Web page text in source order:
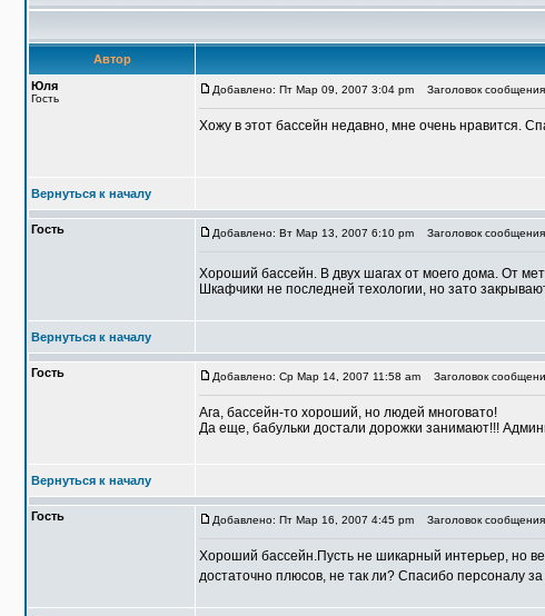
Автор
Юля
Гость
Добавлено: Пт Мар 09, 2007 3:04 pm Заголовок
Хожу в этот бассейн недавно, мне очень нравится.
Вернуться к началу
Гость Добавлено: Вт Мар 13, 2007 6:10 pm Заголовок
Хороший бассейн. В двух шагах от моего дома. От
Шкафчики не последней техологии, но зато
Вернуться к началу
Гость Добавлено: Ср Мар 14, 2007 11:58 am Заголовок
Ага, бассейн-то хороший, но людей многовато!
Да еще, бабульки достали дорожки занимают!!!
Вернуться к началу
Гость Добавлено: Пт Мар 16, 2007 4:45 pm Заголовок
Хороший бассейн.Пусть не шикарный интерьер, но
достаточно плюсов, не так ли? Спасибо персоналу